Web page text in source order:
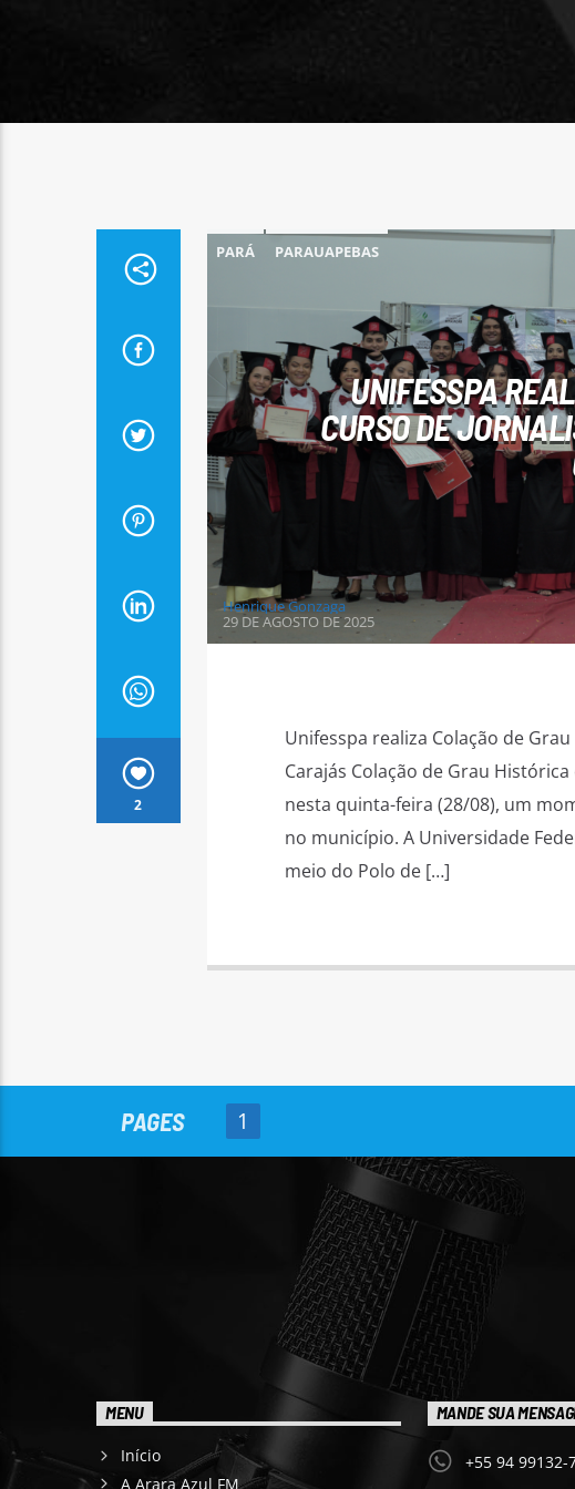
2
PARÁ PARAUAPEBAS
UNIFESSPA
CURSO DE
Henrique Gonzaga
29 DE AGOSTO DE 2025
Unifesspa realiza Colação de
Carajás Colação de Grau
nesta quinta-feira (28/08), um
no município. A Universidade
meio do Polo de […]
PAGES 1
MENU
Início
A Arara Azul FM
MANDE SUA
+55 94 99132-